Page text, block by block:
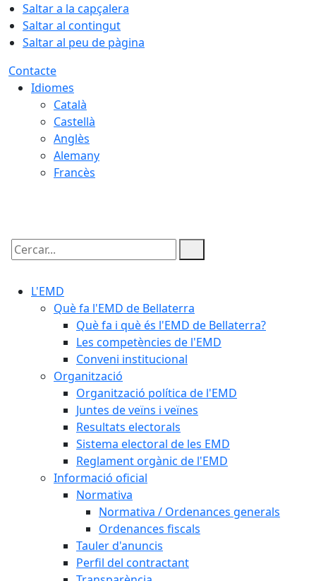
Saltar a la capçalera
Saltar al contingut
Saltar al peu de pàgina
Contacte
Idiomes
Català
Castellà
Anglès
Alemany
Francès
Cercar:
L'EMD
Què fa l'EMD de Bellaterra
Què fa i què és l'EMD de Bellaterra?
Les competències de l'EMD
Conveni institucional
Organització
Organització política de l'EMD
Juntes de veïns i veïnes
Resultats electorals
Sistema electoral de les EMD
Reglament orgànic de l'EMD
Informació oficial
Normativa
Normativa / Ordenances generals
Ordenances fiscals
Tauler d'anuncis
Perfil del contractant